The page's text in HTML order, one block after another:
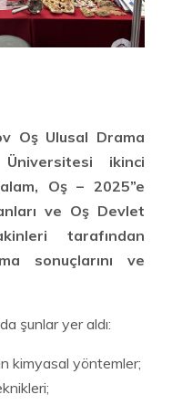
Oş Ulusal Drama
ikinci
Oş – 2025”e
ve Oş Devlet
tarafından
sonuçlarını ve
şunlar yer aldı:
kimyasal yöntemler;